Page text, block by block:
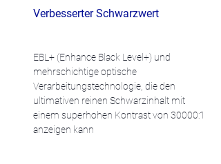
Verbesserter Schwarzwert
EBL+ (Enhance Black Level+) und
mehrschichtige optische
Verarbeitungstechnologie, die den
ultimativen reinen Schwarzinhalt mit
einem superhohen Kontrast von 30000:1
anzeigen kann